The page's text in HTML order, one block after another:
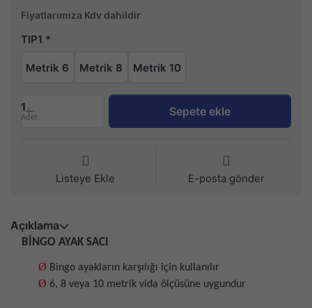
Fiyatlarımıza Kdv dahildir
TIP1
Metrik 6 Metrik 8 Metrik 10
1
Adet Sepete ekle
Listeye Ekle E-posta gönder
Açıklama
BİNGO AYAK SACI
Ø Bingo ayakların karşılığı için kullanılır
Ø 6, 8 veya 10 metrik vida ölçüsüne uygundur